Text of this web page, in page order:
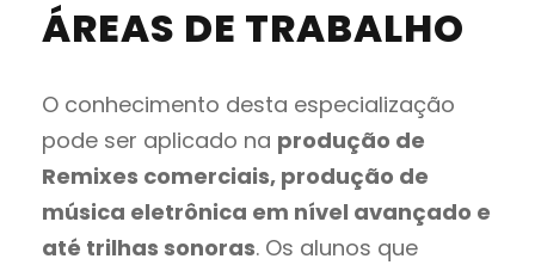
ÁREAS DE TRABALHO
O conhecimento desta especialização
pode ser aplicado na produção de
Remixes comerciais, produção de
música eletrônica em nível avançado e
até trilhas sonoras. Os alunos que